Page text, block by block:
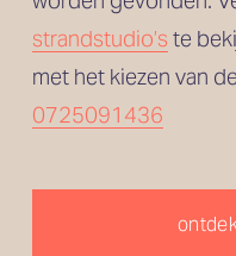
strandstudio’s te
met het kiezen van
0725091436